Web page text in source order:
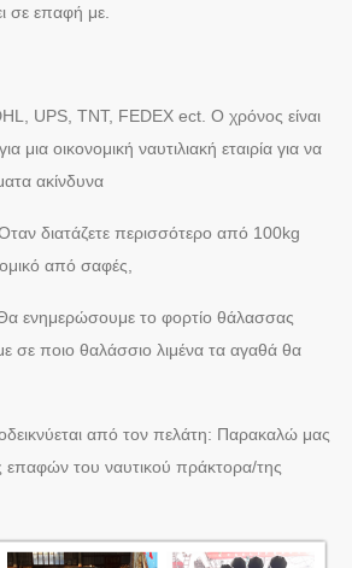
σε επαφή με.
UPS, TNT, FEDEX ect. Ο χρόνος είναι
μια οικονομική ναυτιλιακή εταιρία για να
ακίνδυνα
διατάζετε περισσότερο από 100kg
από σαφές,
ενημερώσουμε το φορτίο θάλασσας
σε ποιο θαλάσσιο λιμένα τα αγαθά θα
από τον πελάτη: Παρακαλώ μας
επαφών του ναυτικού πράκτορα/της